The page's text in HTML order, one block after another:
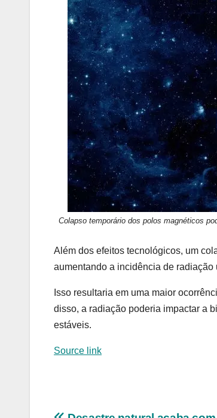
Colapso temporário dos polos magnéticos
Além dos efeitos tecnológicos, um
aumentando a incidência de
Isso resultaria em uma maior
disso, a radiação poderia impactar a
estáveis.
Source link